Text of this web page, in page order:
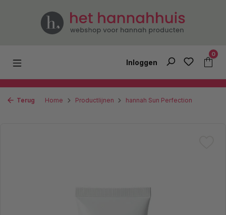
Ga naar de hoofdinhoud
Inloggen
0
Terug Home Productlijnen hannah Sun Perfection